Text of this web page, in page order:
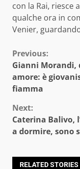
con la Rai, riesce
qualche ora in
Venier,
Continue
Reading
Previous:
Gianni Morandi,
amore: è
fiamma
Next:
Caterina Balivo,
a dormire, sono
RELATED STORIES